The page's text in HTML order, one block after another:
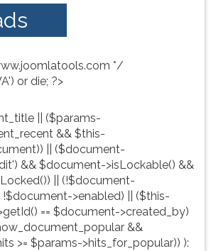
*/
or die; ?>
|| ($params-
&& $this-
|| ($document-
&& $document->isLockable() &&
|| (!$document-
!$document->enabled) || ($this-
== $document->created_by)
&&
>= $params->hits_for_popular)) ):